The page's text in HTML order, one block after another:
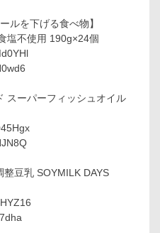
ルを下げる食べ物】
塩不使用 190g×24個
スーパーフィッシュオイル
豆乳 SOYMILK DAYS